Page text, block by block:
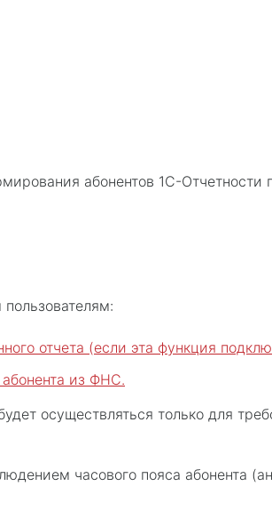
абонентов 1С-Отчетности
отчета (если эта функция
из ФНС.
осуществляться только для
часового пояса абонента